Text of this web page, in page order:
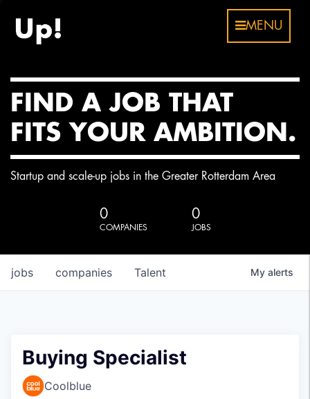
MENU
FIND A JOB THAT
FITS YOUR AMBITION.
Startup and scale-up jobs in the Greater Rotterdam Area
0
COMPANIES
0
JOBS
jobs companies Talent My alerts
Buying Specialist
Coolblue